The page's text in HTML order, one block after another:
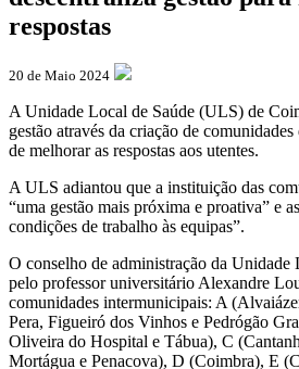
respostas
20 de Maio 2024
A Unidade Local de Saúde (ULS) de
gestão através da criação de
de melhorar as respostas aos utentes.
A ULS adiantou que a instituição das
“uma gestão mais próxima e proativa” e
condições de trabalho às equipas”.
O conselho de administração da Unidade
pelo professor universitário Alexandre
comunidades intermunicipais: A
Pera, Figueiró dos Vinhos e Pedrógão
Oliveira do Hospital e Tábua), C
Mortágua e Penacova), D (Coimbra), E